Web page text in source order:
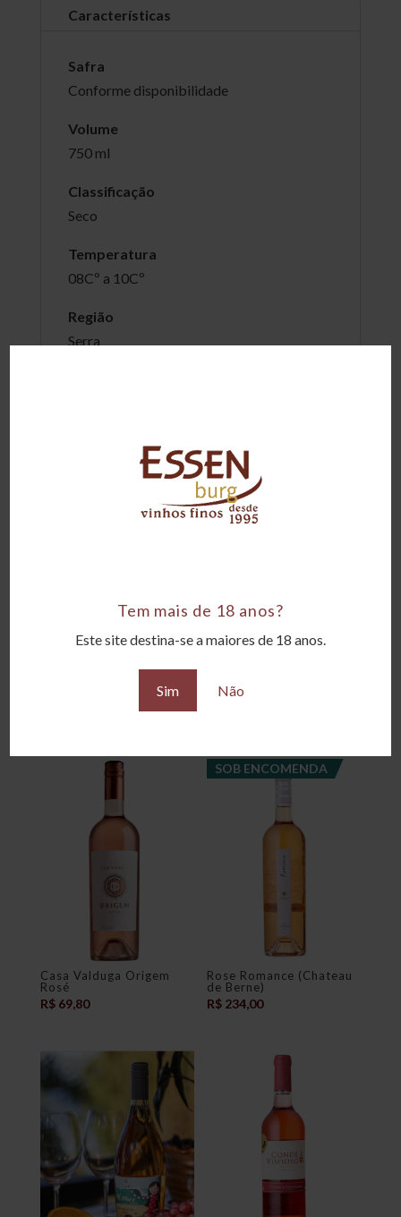
Tem mais de 18 anos?
Este site destina-se a maiores de 18 anos.
Sim Não
Características
Safra
Conforme disponibilidade
Volume
750 ml
Classificação
Seco
Temperatura
08Cº a 10Cº
Região
Serra
Aroma delicado e fino, lembrando frutas
como amoras e cerejas com pequeno toque
Uva
Casa Valduga Origem
Rosé
R$69,80
SOB ENCOMENDA
Rose Romance (Chateau
de Berne)
R$ 234,00